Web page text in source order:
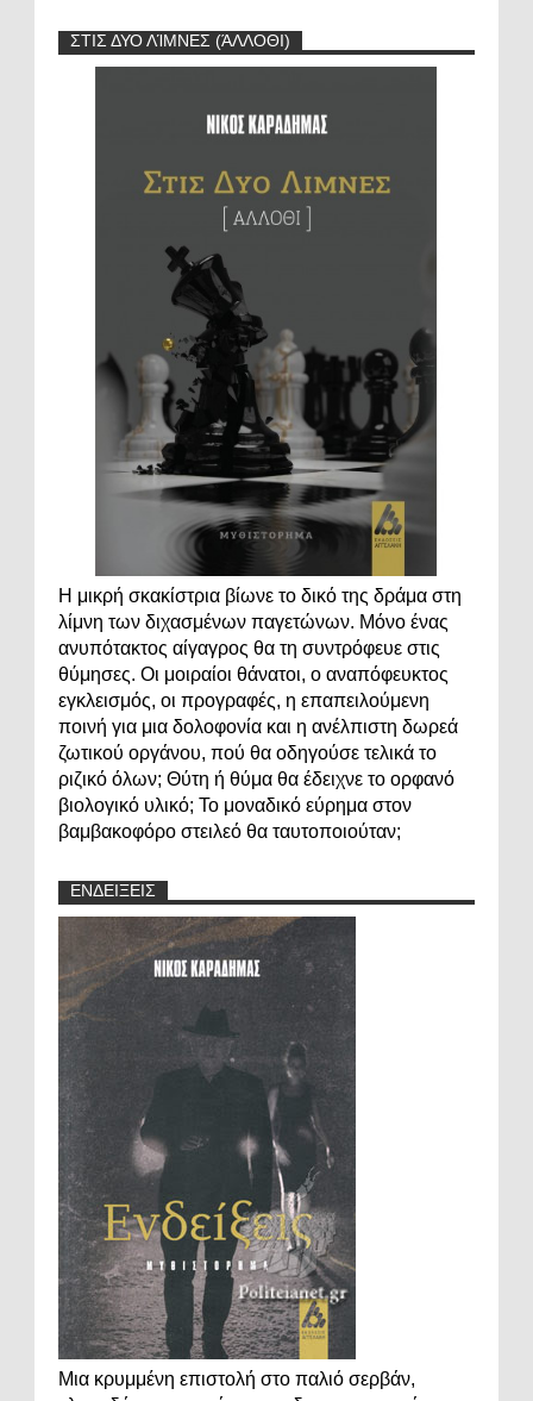
ΣΤΙΣ ΔΥΟ ΛΊΜΝΕΣ (ΆΛΛΟΘΙ)
Η μικρή σκακίστρια βίωνε το δικό της δράμα στη
λίμνη των διχασμένων παγετώνων. Μόνο ένας
ανυπότακτος αίγαγρος θα τη συντρόφευε στις
θύμησες. Οι μοιραίοι θάνατοι, ο αναπόφευκτος
εγκλεισμός, οι προγραφές, η επαπειλούμενη
ποινή για μια δολοφονία και η ανέλπιστη δωρεά
ζωτικού οργάνου, πού θα οδηγούσε τελικά το
ριζικό όλων; Θύτη ή θύμα θα έδειχνε το ορφανό
βιολογικό υλικό; Το μοναδικό εύρημα στον
βαμβακοφόρο στειλεό θα ταυτοποιούταν;
ΕΝΔΕΙΞΕΙΣ
Μια κρυμμένη επιστολή στο παλιό σερβάν,